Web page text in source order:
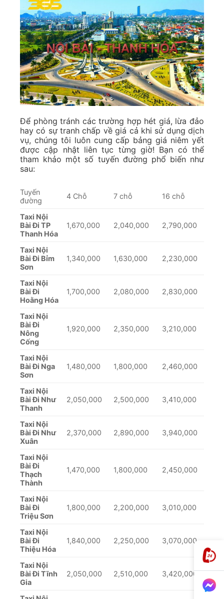
Để phòng tránh các trường hợp hét giá, lừa đảo
hay có sự tranh chấp về giá cả khi sử dụng dịch
vụ, chúng tôi luôn cung cấp bảng giá niêm yết
được cập nhật liên tục từng giờ! Bạn có thể
tham khảo một số tuyến đường phổ biến như
sau:
Tuyến
đường
4 Chỗ 7 chỗ 16 chỗ
Taxi Nội
Bài Đi TP
Thanh Hóa
1,670,000 2,040,000 2,790,000
Taxi Nội
Bài Đi Bỉm
Sơn
1,340,000 1,630,000 2,230,000
Taxi Nội
Bài Đi
Hoằng Hóa
1,700,000 2,080,000 2,830,000
Taxi Nội
Bài Đi
Nông
Cống
1,920,000 2,350,000 3,210,000
Taxi Nội
Bài Đi Nga
Sơn
1,480,000 1,800,000 2,460,000
Taxi Nội
Bài Đi Như
Thanh
2,050,000 2,500,000 3,410,000
Taxi Nội
Bài Đi Như
Xuân
2,370,000 2,890,000 3,940,000
Taxi Nội
Bài Đi
Thạch
Thành
1,470,000 1,800,000 2,450,000
Taxi Nội
Bài Đi
Triệu Sơn
1,800,000 2,200,000 3,010,000
Taxi Nội
Bài Đi
Thiệu Hóa
1,840,000 2,250,000 3,070,000
Taxi Nội
Bài Đi Tĩnh
Gia
2,050,000 2,510,000 3,420,000